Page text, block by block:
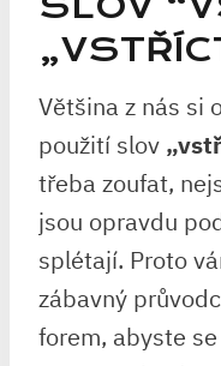
Většina z ⁣nás si
použití slov⁤
třeba zoufat,
jsou​ opravdu
splétají. ‌Proto
zábavný
forem, abyste⁤